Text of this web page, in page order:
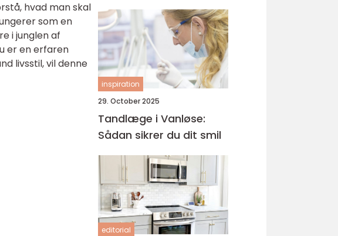
hvad man skal
som en
i junglen af
er en erfaren
livsstil, vil denne
inspiration
29. October 2025
Tandlæge i Vanløse:
Sådan sikrer du dit smil
editorial